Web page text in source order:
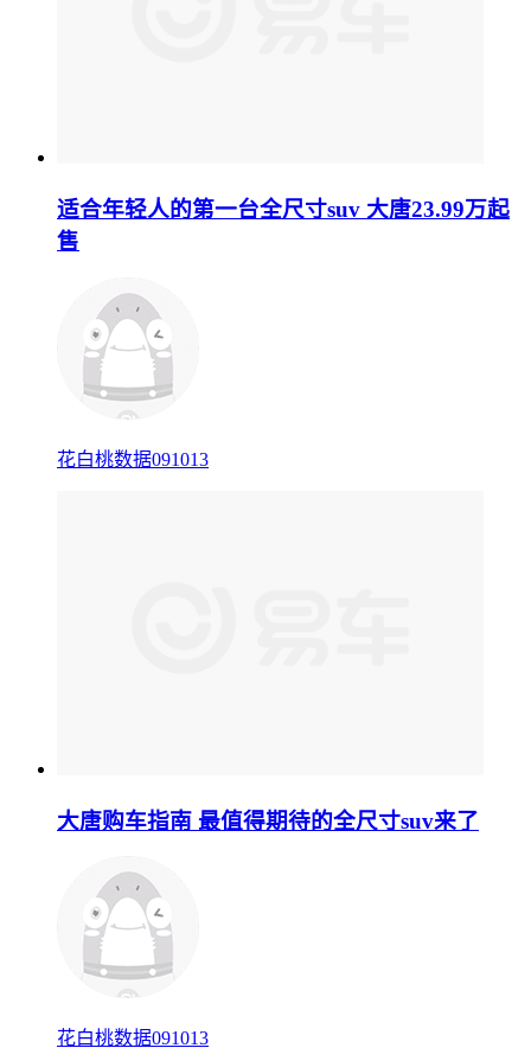
适合年轻人的第一台全尺寸suv 大唐23.99万起
售
花白桃数据091013
大唐购车指南 最值得期待的全尺寸suv来了
花白桃数据091013